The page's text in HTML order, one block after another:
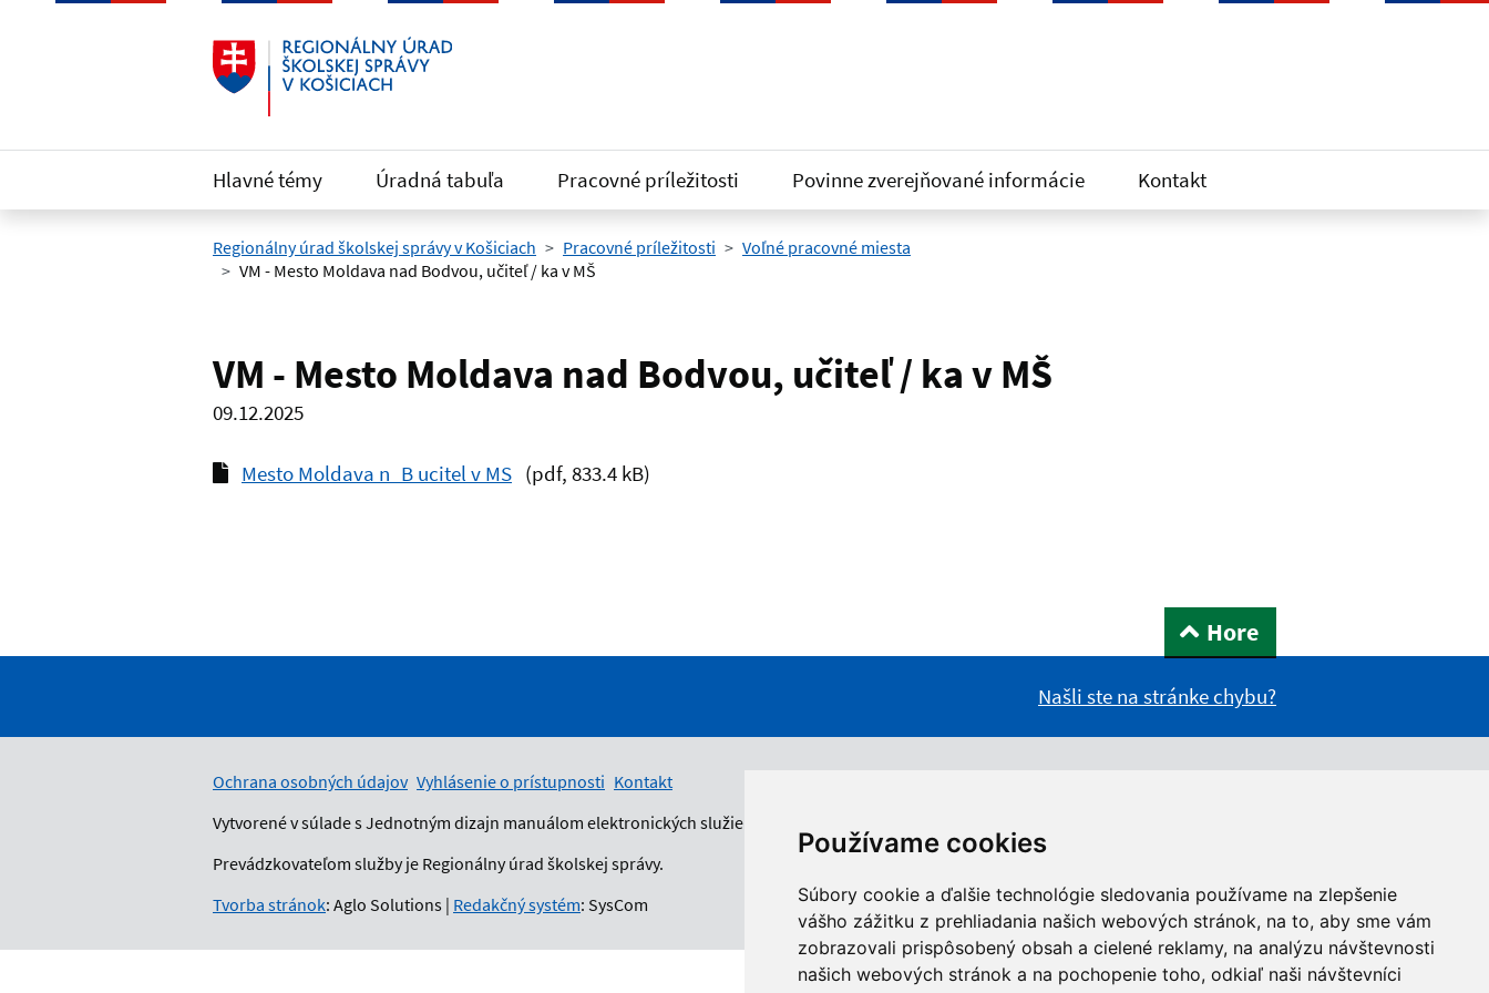
Používame cookies
Súbory cookie a ďalšie technológie sledovania používame na zlepšenie
vášho zážitku z prehliadania našich webových stránok, na to, aby sme vám
zobrazovali prispôsobený obsah a cielené reklamy, na analýzu návštevnosti
našich webových stránok a na pochopenie toho, odkiaľ naši návštevníci
Preskočiť na hlavný obsah
Hlavné témy Úradná tabuľa Pracovné príležitosti Povinne zverejňované informácie Kontakt
Regionálny úrad školskej správy v Košiciach Pracovné príležitosti
Voľné pracovné miesta
VM - Mesto Moldava nad Bodvou, učiteľ / ka v MŠ
VM - Mesto Moldava nad Bodvou, učiteľ / ka v MŠ
09.12.2025
Mesto Moldava n_B ucitel v MS (pdf, 833.4 kB)
Hore
Našli ste na stránke chybu?
Ochrana osobných údajov Vyhlásenie o prístupnosti Kontakt
Vytvorené v súlade s Jednotným dizajn manuálom elektronických služieb.
Prevádzkovateľom služby je Regionálny úrad školskej správy.
Tvorba stránok: Aglo Solutions | Redakčný systém: SysCom